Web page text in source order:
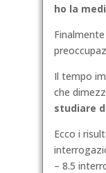
ho la
Il tempo
che
studiare
Ecco i
– 8.5